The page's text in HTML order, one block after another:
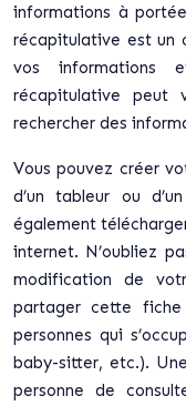
informations à
récapitulative est un
vos informations
récapitulative peut
rechercher des
Vous pouvez créer
d’un tableur ou
également
internet. N’oubliez
modification de
partager cette
personnes qui
baby-sitter, etc.).
personne de